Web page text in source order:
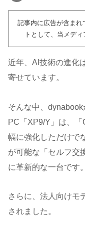
記事内に広告が含まれ
トとして、当メデ
近年、AI技術の進化
寄せています。
そんな中、
PC「XP9/Y」は、
幅に強化しただけで
が可能な「セルフ交
に革新的な一台です。
さらに、法人向けモ
されました。